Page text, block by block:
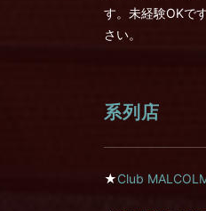
す。未経験OKで
さい。
系列店
★Club